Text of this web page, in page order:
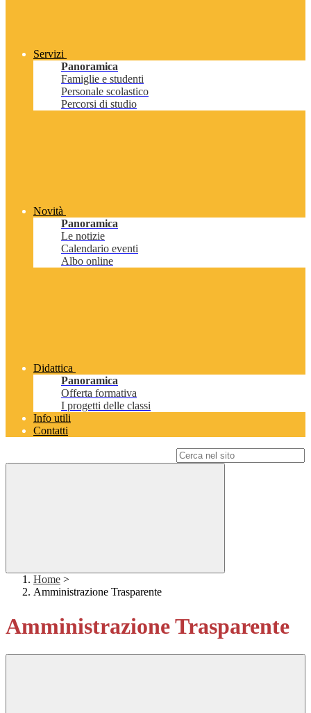
Servizi
Panoramica
Famiglie e studenti
Personale scolastico
Percorsi di studio
Novità
Panoramica
Le notizie
Calendario eventi
Albo online
Didattica
Panoramica
Offerta formativa
I progetti delle classi
Info utili
Contatti
Home >
Amministrazione Trasparente
Amministrazione Trasparente